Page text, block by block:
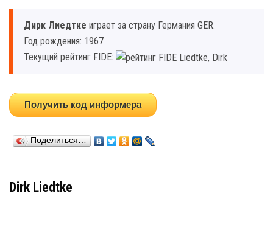
Дирк Лиедтке играет за страну Германия GER.
Год рождения: 1967
Текущий рейтинг FIDE:
Получить код информера
Поделиться…
Dirk Liedtke